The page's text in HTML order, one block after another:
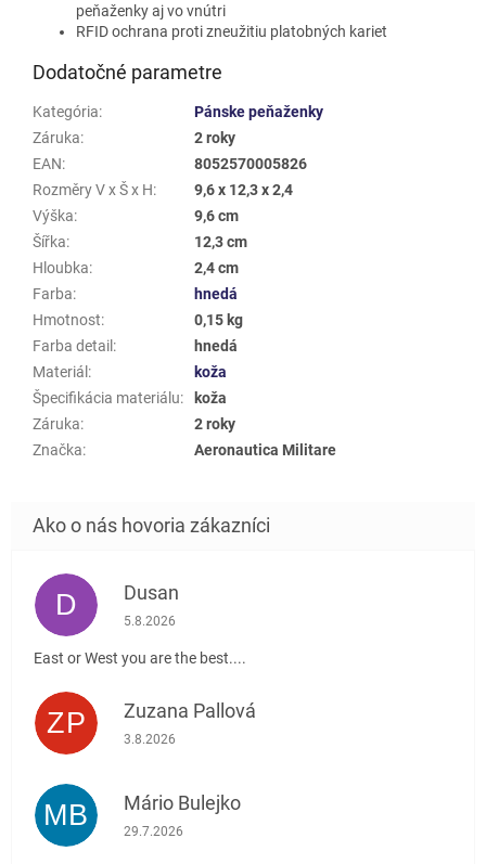
peňaženky aj vo vnútri
RFID ochrana proti zneužitiu platobných kariet
Dodatočné parametre
Kategória:
Pánske peňaženky
Záruka:
2 roky
EAN:
8052570005826
Rozměry V x Š x H:
9,6 x 12,3 x 2,4
Výška:
9,6 cm
Šířka:
12,3 cm
Hloubka:
2,4 cm
Farba:
hnedá
Hmotnost:
0,15 kg
Farba detail :
hnedá
Materiál :
koža
Špecifikácia materiálu:
koža
Záruka:
2 roky
Značka: Aeronautica Militare
D Dusan
Hodnotenie obchodu je 5 z 5 hviezdičiek.
5.8.2026
East or West you are the best....
ZP Zuzana Pallová
Hodnotenie obchodu je 5 z 5 hviezdičiek.
3.8.2026
MB Mário Bulejko
Hodnotenie obchodu je 5 z 5 hviezdičiek.
29.7.2026